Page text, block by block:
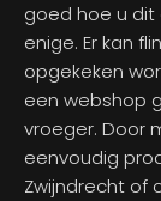
goed hoe u dit
enige. Er kan
opgekeken
een webshop
vroeger. Door
eenvoudig
Zwijndrecht of